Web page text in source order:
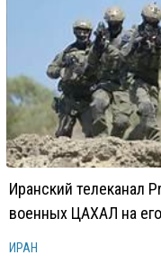
Иранский телеканал
военных ЦАХАЛ на
ИРАН